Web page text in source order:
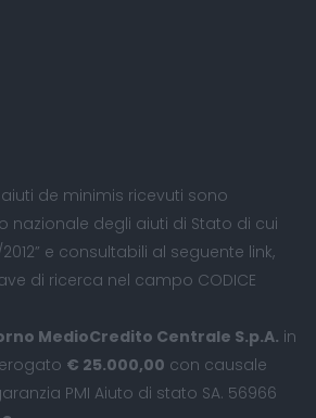
de minimis ricevuti sono
nazionale degli aiuti di Stato di cui
2012” e consultabili al seguente link,
di ricerca nel campo CODICE
MedioCredito Centrale S.p.A. in
€ 25.000,00 con causale
PMI Aiuto di stato SA. 56966